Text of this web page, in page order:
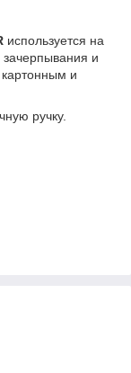
используется на
и
и
ручку.